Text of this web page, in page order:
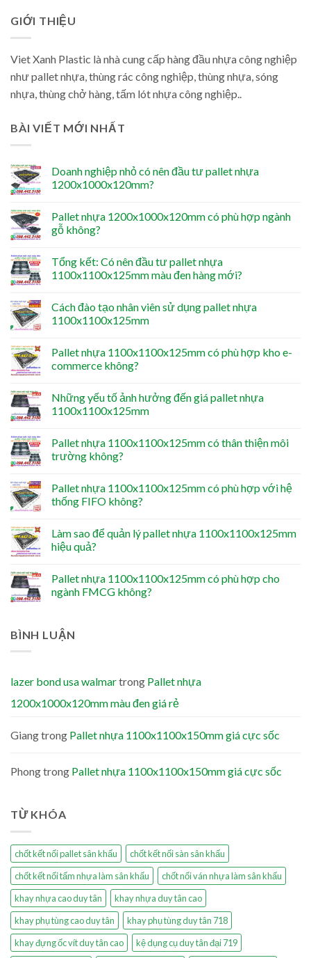
GIỚI THIỆU
Viet Xanh Plastic là nhà cung cấp hàng đầu nhựa công nghiệp
như pallet nhựa, thùng rác công nghiệp, thùng nhựa, sóng
nhựa, thùng chở hàng, tấm lót nhựa công nghiệp..
BÀI VIẾT MỚI NHẤT
Doanh nghiệp nhỏ có nên đầu tư pallet nhựa
1200x1000x120mm?
Pallet nhựa 1200x1000x120mm có phù hợp ngành
gỗ không?
Tổng kết: Có nên đầu tư pallet nhựa
1100x1100x125mm màu đen hàng mới?
Cách đào tạo nhân viên sử dụng pallet nhựa
1100x1100x125mm
Pallet nhựa 1100x1100x125mm có phù hợp kho e-
commerce không?
Những yếu tố ảnh hưởng đến giá pallet nhựa
1100x1100x125mm
Pallet nhựa 1100x1100x125mm có thân thiện môi
trường không?
Pallet nhựa 1100x1100x125mm có phù hợp với hệ
thống FIFO không?
Làm sao để quản lý pallet nhựa 1100x1100x125mm
hiệu quả?
Pallet nhựa 1100x1100x125mm có phù hợp cho
ngành FMCG không?
BÌNH LUẬN
lazer bond usa walmartrong Pallet nhựa
1200x1000x120mm màu đen giá rẻ
Giangtrong Pallet nhựa 1100x1100x150mm giá cực sốc
Phongtrong Pallet nhựa 1100x1100x150mm giá cực sốc
TỪ KHÓA
chốt kết nối pallet sân khấu
chốt kết nối sàn sân khấu
chốt kết nối tấm nhựa làm sân khấu
chốt nối ván nhựa làm sân khấu
khay nhựa cao duy tân
khay nhựa duy tân cao
khay phụ tùng cao duy tân
khay phụ tùng duy tân 718
khay đựng ốc vít duy tân cao
kệ dụng cụ duy tân đại 719